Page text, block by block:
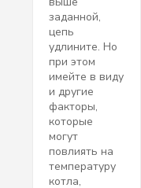
заданной,
цепь
удлините. Но
при этом
имейте в виду
и другие
факторы,
которые
могут
повлиять на
температуру
котла,